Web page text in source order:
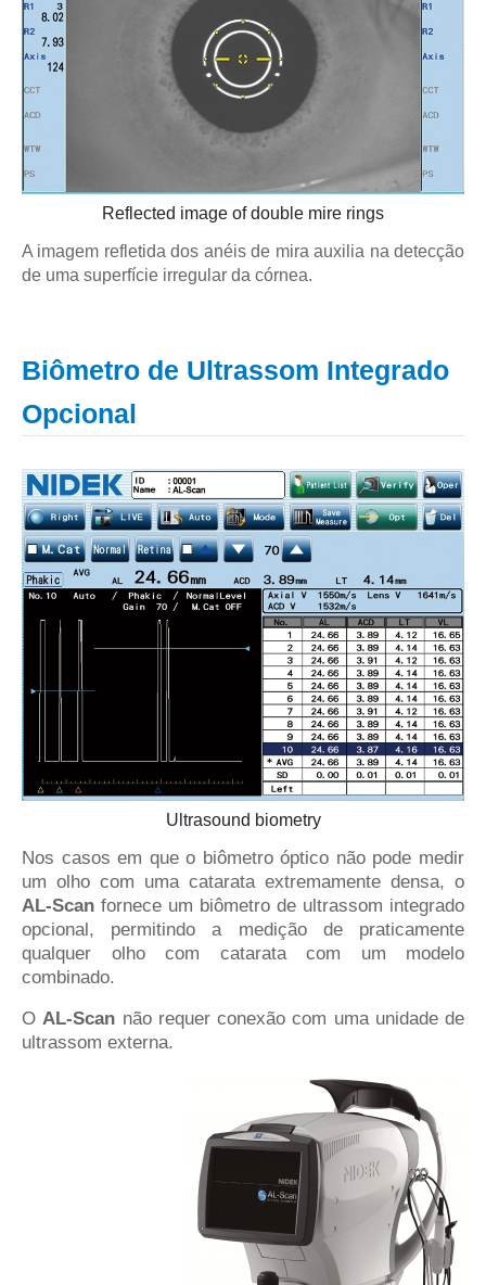
Reflected image of double mire rings
A imagem refletida dos anéis de mira auxilia na detecção
de uma superfície irregular da córnea.
Biômetro de Ultrassom Integrado
Opcional
Ultrasound biometry
Nos casos em que o biômetro óptico não pode medir
um olho com uma catarata extremamente densa, o
AL-Scan fornece um biômetro de ultrassom integrado
opcional, permitindo a medição de praticamente
qualquer olho com catarata com um modelo
combinado.
OAL-Scan não requer conexão com uma unidade de
ultrassom externa.